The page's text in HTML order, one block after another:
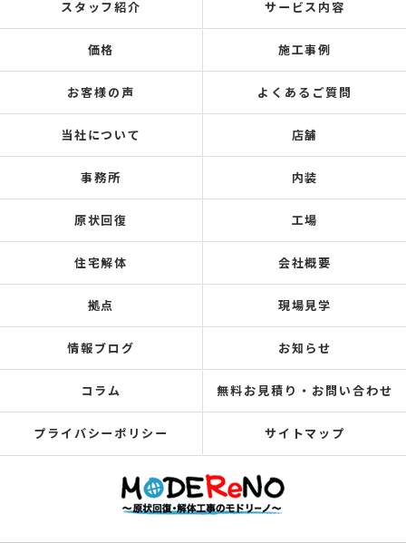
スタッフ紹介 サービス内容
価格 施工事例
お客様の声 よくあるご質問
当社について 店舗
事務所 内装
原状回復 工場
住宅解体 会社概要
拠点 現場見学
情報ブログ お知らせ
コラム 無料お見積り・お問い合わせ
プライバシーポリシー サイトマップ